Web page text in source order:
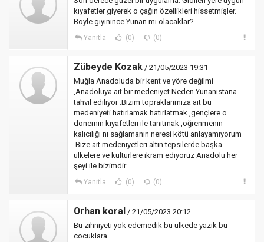
kıyafetler giyerek o çağın özellikleri hissetmişler.
Böyle giyinince Yunan mı olacaklar?
Yanıtla (0) (0)
Zübeyde Kozak / 21/05/2023 19:31
Muğla Anadoluda bir kent ve yöre değilmi
,Anadoluya ait bir medeniyet Neden Yunanistana
tahvil ediliyor .Bizim topraklarımıza ait bu
medeniyeti hatırlamak hatırlatmak ,gençlere o
dönemin kıyafetleri ile tanıtmak ,öğrenmenin
kalıcılığı nı sağlamanın neresi kötü anlayamıyorum
.Bize ait medeniyetleri altın tepsilerde başka
ülkelere ve kültürlere ikram ediyoruz Anadolu her
şeyi ile bizimdir
Yanıtla (0) (0)
Orhan koral / 21/05/2023 20:12
Bu zihniyeti yok edemedik bu ülkede yazık bu
cocuklara